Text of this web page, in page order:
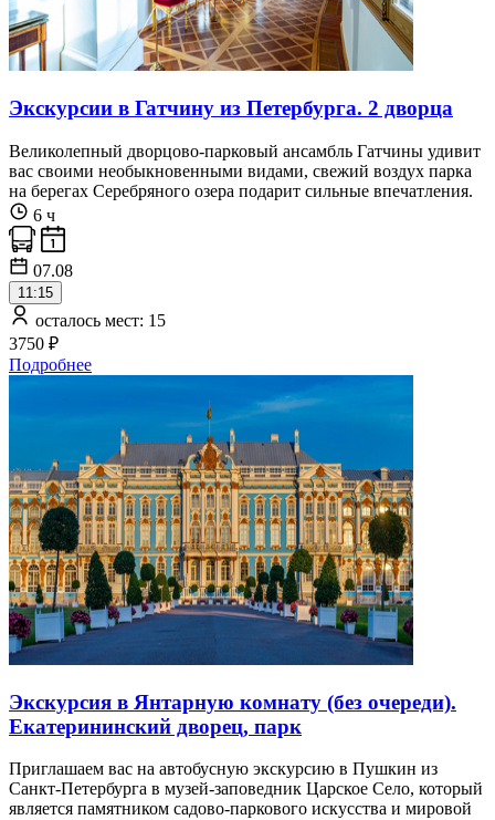
Экскурсии в Гатчину из Петербурга. 2 дворца
Великолепный дворцово-парковый ансамбль Гатчины удивит
вас своими необыкновенными видами, свежий воздух парка
на берегах Серебряного озера подарит сильные впечатления.
6 ч
07.08
11:15
осталось мест: 15
3750 ₽
Подробнее
Экскурсия в Янтарную комнату (без очереди).
Екатерининский дворец, парк
Приглашаем вас на автобусную экскурсию в Пушкин из
Санкт-Петербурга в музей-заповедник Царское Село, который
является памятником садово-паркового искусства и мировой